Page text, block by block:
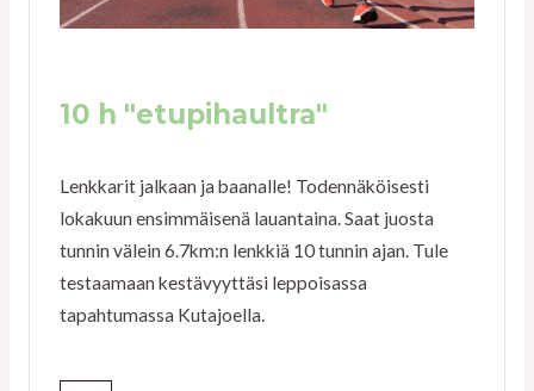
10 h "etupihaultra"
Lenkkarit jalkaan ja baanalle! Todennäköisesti
lokakuun ensimmäisenä lauantaina. Saat juosta
tunnin välein 6.7km:n lenkkiä 10 tunnin ajan. Tule
testaamaan kestävyyttäsi leppoisassa
tapahtumassa Kutajoella.